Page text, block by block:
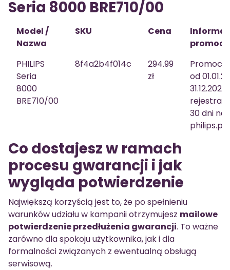
Seria 8000 BRE710/00
Model /
Nazwa
SKU Cena
promocji
PHILIPS
Seria
8000
BRE710/00
8f4a2b4f014c
294.99
zł
od
31.12.2023
30 dni na
Co dostajesz w ramach
procesu gwarancji i jak
wygląda potwierdzenie
Największą korzyścią jest to, że po spełnieniu
warunków udziału w kampanii otrzymujesz mailowe
potwierdzenie przedłużenia gwarancji. To ważne
zarówno dla spokoju użytkownika, jak i dla
formalności związanych z ewentualną obsługą
serwisową.